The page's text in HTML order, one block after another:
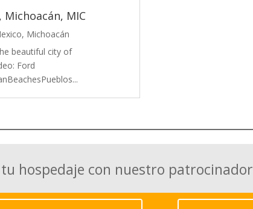
Michoacán, MIC
, Michoacán
beautiful city of
Ford
tu hospedaje con nuestro patrocinador